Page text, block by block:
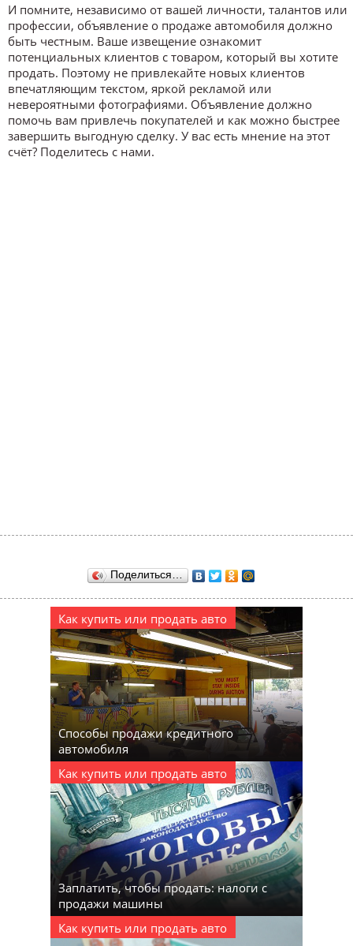
И помните, независимо от вашей личности, талантов или
профессии, объявление о продаже автомобиля должно
быть честным. Ваше извещение ознакомит
потенциальных клиентов с товаром, который вы хотите
продать. Поэтому не привлекайте новых клиентов
впечатляющим текстом, яркой рекламой или
невероятными фотографиями. Объявление должно
помочь вам привлечь покупателей и как можно быстрее
завершить выгодную сделку. У вас есть мнение на этот
счёт? Поделитесь с нами.
Поделиться…
Как купить или продать авто
Способы продажи кредитного
автомобиля
Как купить или продать авто
Заплатить, чтобы продать: налоги с
продажи машины
Как купить или продать авто